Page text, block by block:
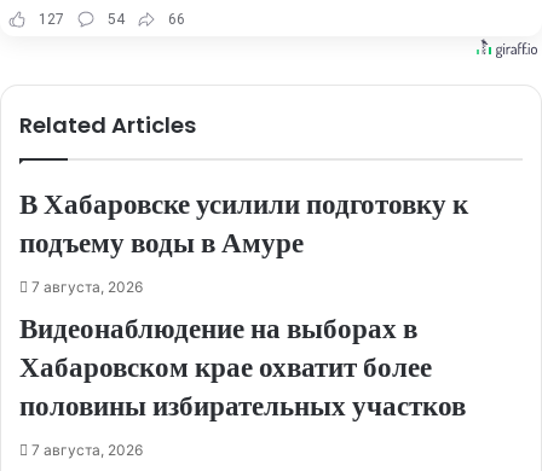
127
54 66
Related Articles
В Хабаровске усилили подготовку к
подъему воды в Амуре
7 августа, 2026
Видеонаблюдение на выборах в
Хабаровском крае охватит более
половины избирательных участков
7 августа, 2026